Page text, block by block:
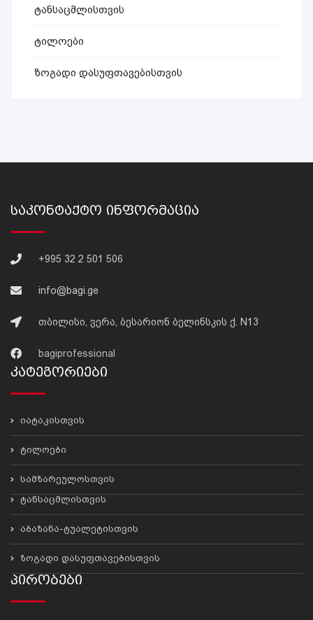
Ტანსაცმლისთვის
Ტილოები
Ზოგადი Დასუფთავებისთვის
Საკონტაქტო Ინფორმაცია
+995 32 2 501 506
info@bagi.ge
თბილისი, ვერა, ბესარიონ ბელინსკის ქ. N13
bagiprofessional
Კატეგორიები
იატაკისთვის
ტილოები
სამზარეულოსთვის
ტანსაცმლისთვის
აბაზანა-ტუალეტისთვის
ზოგადი დასუფთავებისთვის
Პირობები